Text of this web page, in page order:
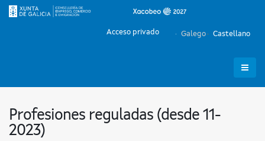
Galego Castellano
Acceso privado
Profesiones reguladas (desde 11-
2023)